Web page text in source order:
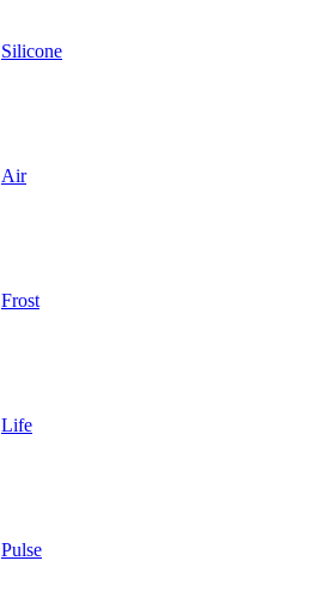
Silicone
Air
Frost
Life
Pulse